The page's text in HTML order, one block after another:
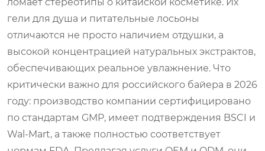
гели для душа и питательные лосьоны
отличаются не просто наличием отдушки, а
высокой концентрацией натуральных экстрактов,
обеспечивающих реальное увлажнение. Что
критически важно для российского байера в 2026
году: производство компании сертифицировано
по стандартам GMP, имеет подтверждения BSCI и
Wal-Mart, а также полностью соответствует